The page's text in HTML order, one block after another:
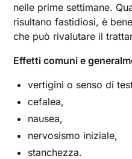
nelle prime settimane.
risultano fastidiosi, è bene
che può rivalutare il
Effetti comuni e
vertigini o senso di
cefalea,
nausea,
nervosismo iniziale,
stanchezza.